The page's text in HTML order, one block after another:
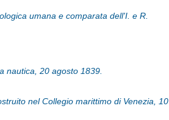
umana e comparata dell'I. e R.
nautica, 20 agosto 1839.
nel Collegio marittimo di Venezia, 10